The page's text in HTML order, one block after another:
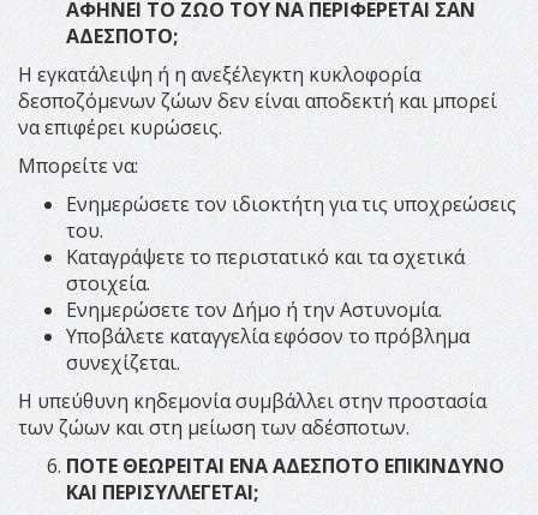
ΑΦΗΝΕΙ ΤΟ ΖΩΟ ΤΟΥ ΝΑ ΠΕΡΙΦΕΡΕΤΑΙ ΣΑΝ
ΑΔΕΣΠΟΤΟ;
Η εγκατάλειψη ή η ανεξέλεγκτη κυκλοφορία
δεσποζόμενων ζώων δεν είναι αποδεκτή και μπορεί
να επιφέρει κυρώσεις.
Μπορείτε να:
Ενημερώσετε τον ιδιοκτήτη για τις υποχρεώσεις
του.
Καταγράψετε το περιστατικό και τα σχετικά
στοιχεία.
Ενημερώσετε τον Δήμο ή την Αστυνομία.
Υποβάλετε καταγγελία εφόσον το πρόβλημα
συνεχίζεται.
Η υπεύθυνη κηδεμονία συμβάλλει στην προστασία
των ζώων και στη μείωση των αδέσποτων.
ΠΟΤΕ ΘΕΩΡΕΙΤΑΙ ΕΝΑ ΑΔΕΣΠΟΤΟ ΕΠΙΚΙΝΔΥΝΟ
ΚΑΙ ΠΕΡΙΣΥΛΛΕΓΕΤΑΙ;